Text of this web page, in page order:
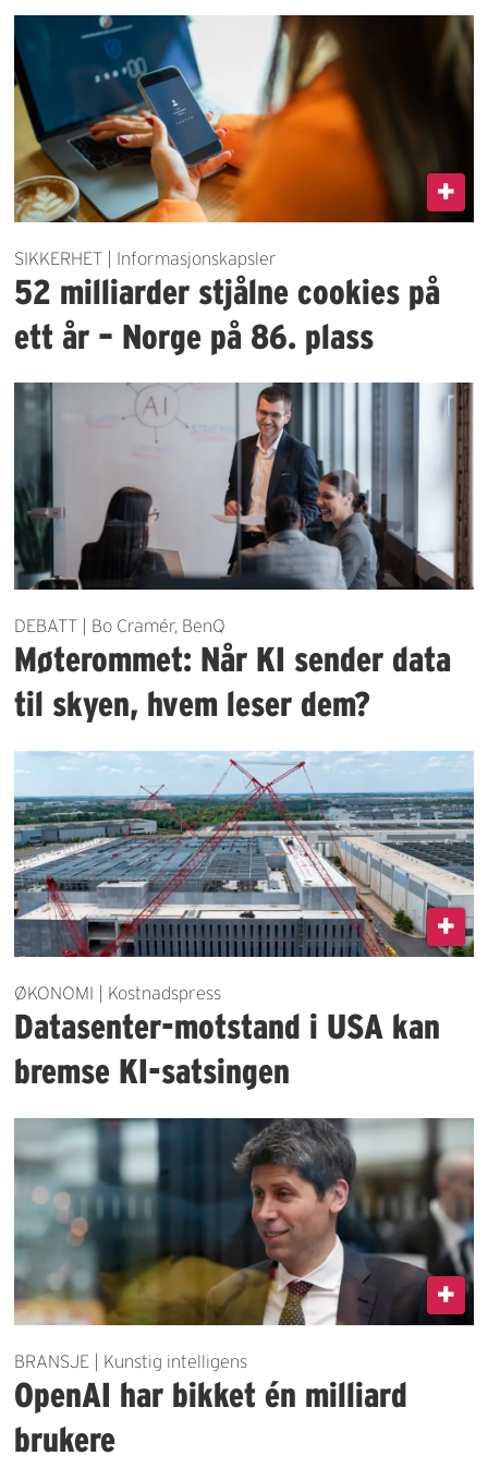
SIKKERHET | Informasjonskapsler
52 milliarder stjålne cookies på
ett år – Norge på 86. plass
DEBATT | Bo Cramér, BenQ
Møterommet: Når KI sender data
til skyen, hvem leser dem?
ØKONOMI | Kostnadspress
Datasenter-motstand i USA kan
bremse KI-satsingen
BRANSJE | Kunstig intelligens
OpenAI har bikket én milliard
brukere